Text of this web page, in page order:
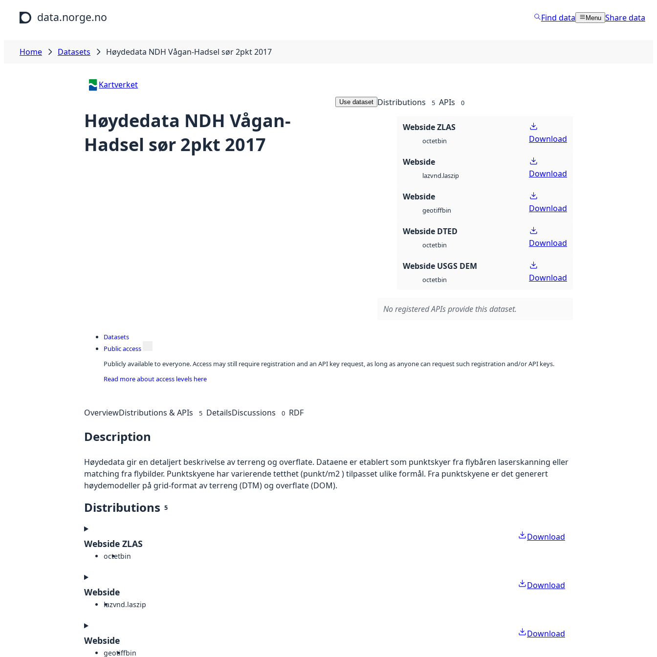
Skip to main content
data.norge.no Find data Menu Share data
Home Datasets Høydedata NDH Vågan-Hadsel sør 2pkt 2017
Kartverket
Høydedata NDH Vågan-
Hadsel sør 2pkt 2017
Use dataset Distributions 5 APIs 0
Webside ZLAS
octetbin Download
Webside
lazvnd.laszip Download
Webside
geotiffbin Download
Webside DTED
octetbin Download
Webside USGS DEM
octetbin Download
No registered APIs provide this dataset.
Datasets
Public access
Publicly available to everyone. Access may still require registration and an API key request, as long as anyone can request such registration and/or API keys.
Read more about access levels here
OverviewDistributions & APIs 5 DetailsDiscussions 0 RDF
Description
Høydedata gir en detaljert beskrivelse av terreng og overflate. Dataene er etablert som punktskyer fra flybåren laserskanning eller
matching fra flybilder. Punktskyene har varierende tetthet (punkt/m2 ) tilpasset ulike formål. Fra punktskyene er det generert
høydemodeller på grid-format av terreng (DTM) og overflate (DOM).
Distributions 5
Webside ZLAS
octetbin
Download
Webside
lazvnd.laszip
Download
Webside
geotiffbin
Download